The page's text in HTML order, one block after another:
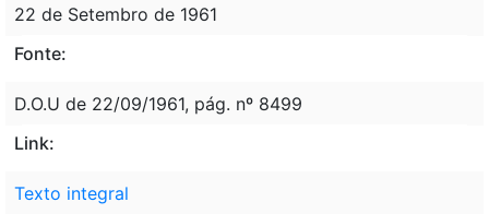
22 de Setembro de 1961
Fonte:
D.O.U de 22/09/1961, pág. nº 8499
Link:
Texto integral